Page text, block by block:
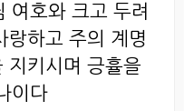
여호와 크고 두려
랑하고 주의 계명
지키시며 긍휼을
이다